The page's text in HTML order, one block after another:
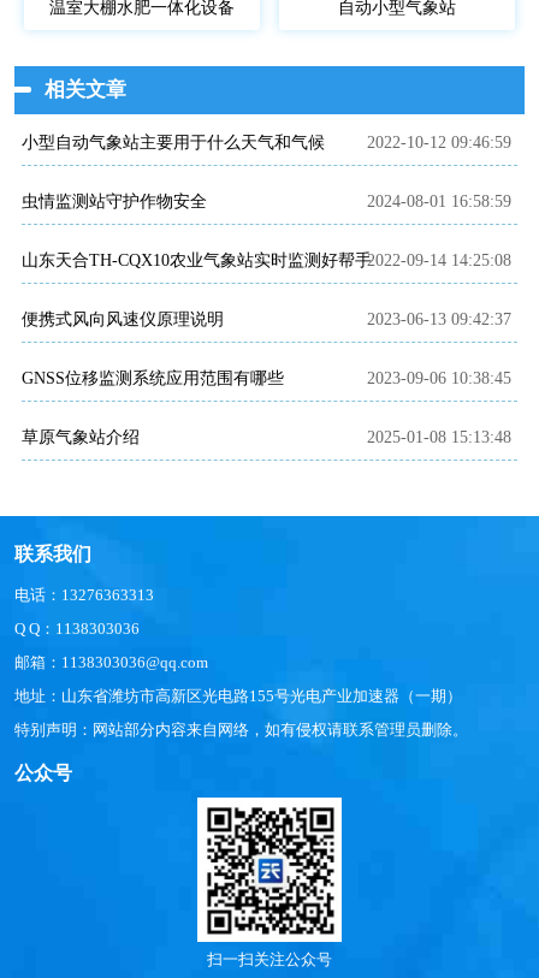
温室大棚水肥一体化设备 自动小型气象站
相关文章
小型自动气象站主要用于什么天气和气候 2022-10-12 09:46:59
虫情监测站守护作物安全 2024-08-01 16:58:59
山东天合TH-CQX10农业气象站实时监测好帮手2022-09-14 14:25:08
便携式风向风速仪原理说明 2023-06-13 09:42:37
GNSS位移监测系统应用范围有哪些 2023-09-06 10:38:45
草原气象站介绍 2025-01-08 15:13:48
联系我们
电话：13276363313
Q Q：1138303036
邮箱：1138303036@qq.com
地址：山东省潍坊市高新区光电路155号光电产业加速器（一期）
特别声明：网站部分内容来自网络，如有侵权请联系管理员删除。
公众号
扫一扫关注公众号